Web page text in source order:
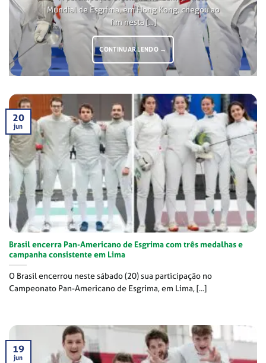
Mundial de Esgrima, em Hong Kong, chegou ao
fim nesta [...]
CONTINUAR LENDO →
Brasil encerra Pan-Americano de Esgrima com três medalhas e
campanha consistente em Lima
O Brasil encerrou neste sábado (20) sua participação no
Campeonato Pan-Americano de Esgrima, em Lima, [...]
20
jun
19
jun